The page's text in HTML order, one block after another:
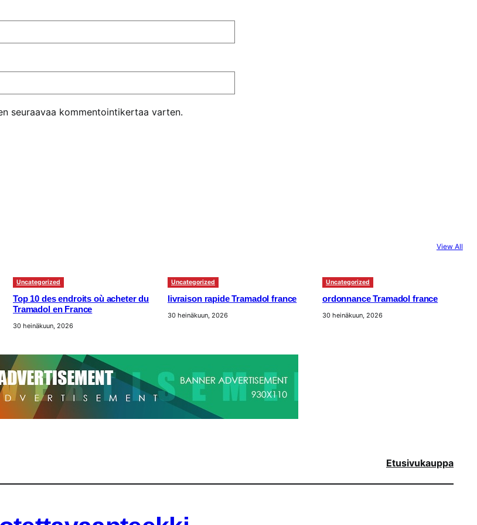
seuraavaa kommentointikertaa varten.
View All
Uncategorized
Top 10 des endroits où acheter du
Tramadol en France
30 heinäkuun, 2026
Uncategorized
livraison rapide Tramadol france
30 heinäkuun, 2026
Uncategorized
ordonnance Tramadol france
30 heinäkuun, 2026
Etusivukauppa